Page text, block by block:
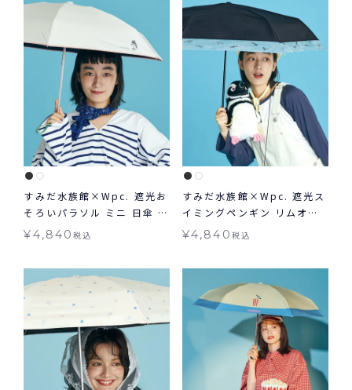
すみだ水族館×Wpc. 遮光お
そろいパラソル ミニ 日傘 折
りたたみ 晴雨兼用 ギフト対
¥4,840税込
すみだ水族館×Wpc. 遮光ス
イミングペンギン リムオー
ガンジー ミニ 日傘 折りたた
¥4,840 税込